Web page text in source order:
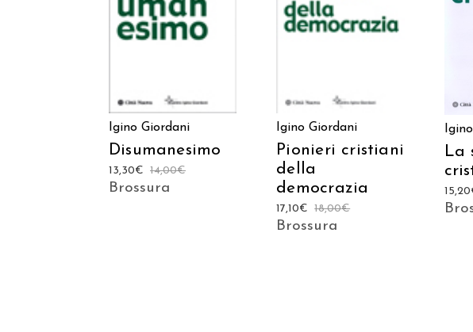
AGGIUNGI AL
CARRELLO
Igino Giordani
Disumanesimo
14,00€
13,30€
Brossura
AGGIUNGI AL
CARRELLO
Igino Giordani
Pionieri cristiani
della
democrazia
18,00€
17,10€
Brossura
La
15,20